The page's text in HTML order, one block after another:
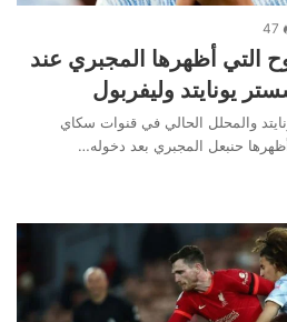
47
التي أظهرها المجبري عند
يونايتد وليفربول
والمحلل الحالي في قنوات سكاي
حنبعل المجبري بعد دخوله…